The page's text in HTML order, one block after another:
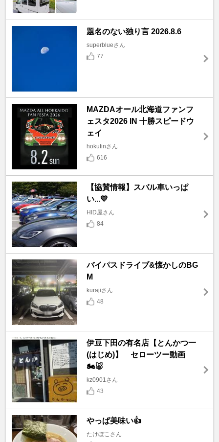
題名のない独り言 2026.8.6
superblueさん
77
MAZDAオール北海道ファンフ
ェスタ2026 IN 十勝スピードウ
ェイ
hokutinさん
616
【協賛情報】スバル車いっぱ
い...💙
HID屋さん
84
バイパスドライブ&懐かしのBG
M
kurajiさん
48
伊豆下田の有名店【とんかつ一
(はじめ)】 セローツー動画
🏍🐷
kz0901さん
43
やっぱ美味い👍
たけぼこさん